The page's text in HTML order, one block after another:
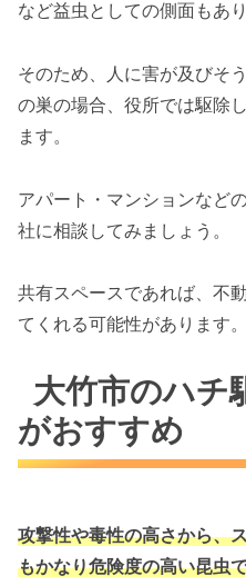
など益虫としての側面もあり
そのため、人に害が及びそ
の巣の場合、役所では駆除
ます。
アパート・マンションなど
社に相談してみましょう。
共有スペースであれば、不
てくれる可能性があります。
大竹市のハチ
がおすすめ
攻撃性や毒性の高さから、
もかなり危険度の高い昆虫